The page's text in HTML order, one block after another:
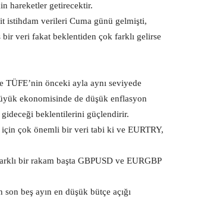
hareketler getirecektir.
istihdam verileri Cuma günü gelmişti,
veri fakat beklentiden çok farklı gelirse
önceki ayla aynı seviyede
ekonomisinde de düşük enflasyon
gideceği beklentilerini güçlendirir.
çok önemli bir veri tabi ki ve EURTRY,
bir rakam başta GBPUSD ve EURGBP
beş ayın en düşük bütçe açığı